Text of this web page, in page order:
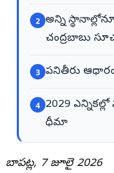
2 అన్ని స్థానాల్లోనూ
చంద్రబాబు
3 పనితీరు
4 2029
ధీమా
బాపట్ల, 7 జూలై 2026